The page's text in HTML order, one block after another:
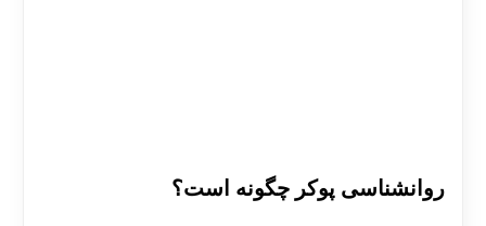
روانشناسی پوکر چگونه است؟